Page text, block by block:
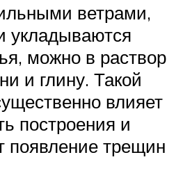
ветрами,
укладываются
можно в раствор
и глину. Такой
влияет
построения и
появление трещин